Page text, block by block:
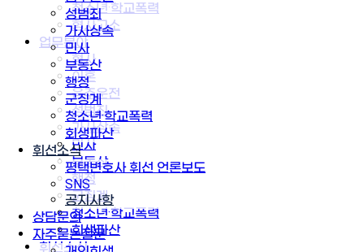
성범죄
가사상속
민사
부동산
행정
군징계
청소년·학교폭력
회생파산
휘선소식
평택변호사 휘선 언론보도
SNS
공지사항
상담문의
자주묻는질문
청소년·학교폭력
형사고소
업무분야
형사
이혼
음주운전
성범죄
가사상속
민사
부동산
행정
군징계
청소년·학교폭력
회생파산
휘선소식